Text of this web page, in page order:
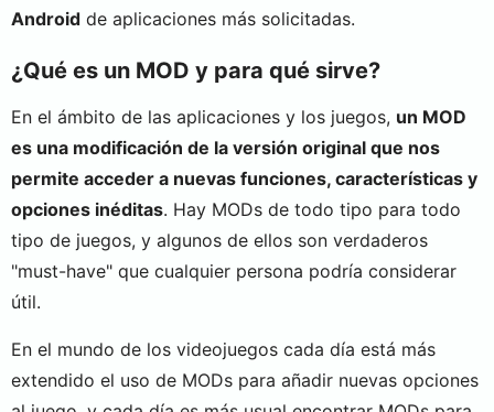
Android de aplicaciones más solicitadas.
¿Qué es un MOD y para qué sirve?
En el ámbito de las aplicaciones y los juegos, un MOD
es una modificación de la versión original que nos
permite acceder a nuevas funciones, características y
opciones inéditas. Hay MODs de todo tipo para todo
tipo de juegos, y algunos de ellos son verdaderos
"must-have" que cualquier persona podría considerar
útil.
En el mundo de los videojuegos cada día está más
extendido el uso de MODs para añadir nuevas opciones